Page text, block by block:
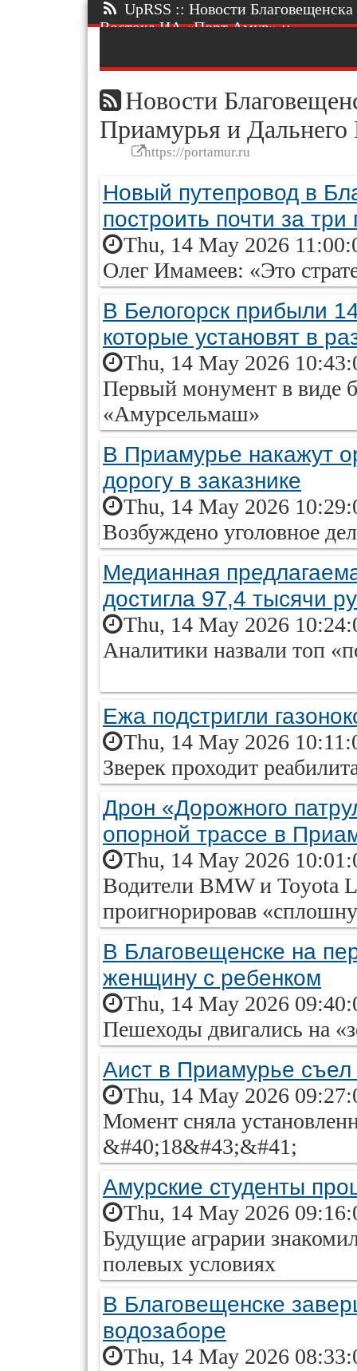
UpRSS :: Новости
Востока ИА «Порт Амур» ::.
Новости
Приамурья и
https://portamur.ru
Новый путепровод в
построить почти за три
Thu, 14 May 2026
Олег Имамеев: «Это
В Белогорск прибыли
которые установят в
Thu, 14 May 2026
Первый монумент в виде
«Амурсельмаш»
В Приамурье накажут
дорогу в заказнике
Thu, 14 May 2026
Возбуждено уголовное
Медианная
достигла 97,4 тысячи
Thu, 14 May 2026
Аналитики назвали топ
Ежа подстригли
Thu, 14 May 2026
Зверек проходит
Дрон «Дорожного
опорной трассе в
Thu, 14 May 2026
Водители BMW и Toyota
проигнорировав
В Благовещенске на
женщину с ребенком
Thu, 14 May 2026
Пешеходы двигались на
Аист в Приамурье съел
Thu, 14 May 2026
Момент сняла
&#40;18&#43;&#41;
Амурские студенты
Thu, 14 May 2026
Будущие аграрии
полевых условиях
В Благовещенске
водозаборе
Thu, 14 May 2026